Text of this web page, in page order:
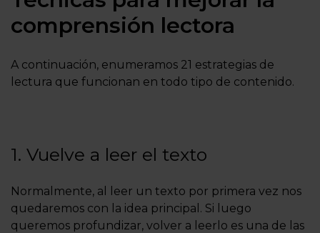
comprensión lectora
A continuación, enumeramos 21 estrategias de
lectura que funcionan en todo tipo de contenido.
1. Vuelve a leer el texto
Normalmente, al leer un texto por primera vez nos
quedaremos con la idea principal. Si luego
queremos profundizar, volver a leerlo es una de las